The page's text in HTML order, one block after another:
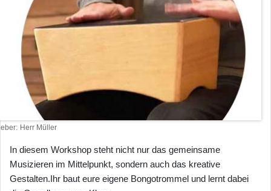
Herr Müller
In diesem Workshop steht nicht nur das gemeinsame
Musizieren im Mittelpunkt, sondern auch das kreative
Gestalten.Ihr baut eure eigene Bongotrommel und lernt dabei